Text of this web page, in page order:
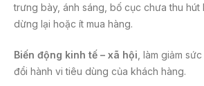
trưng bày, ánh sáng, bố cục chưa thu hút
dừng lại hoặc ít mua hàng.
Biến động kinh tế – xã hội , làm giảm
đổi hành vi tiêu dùng của khách hàng.